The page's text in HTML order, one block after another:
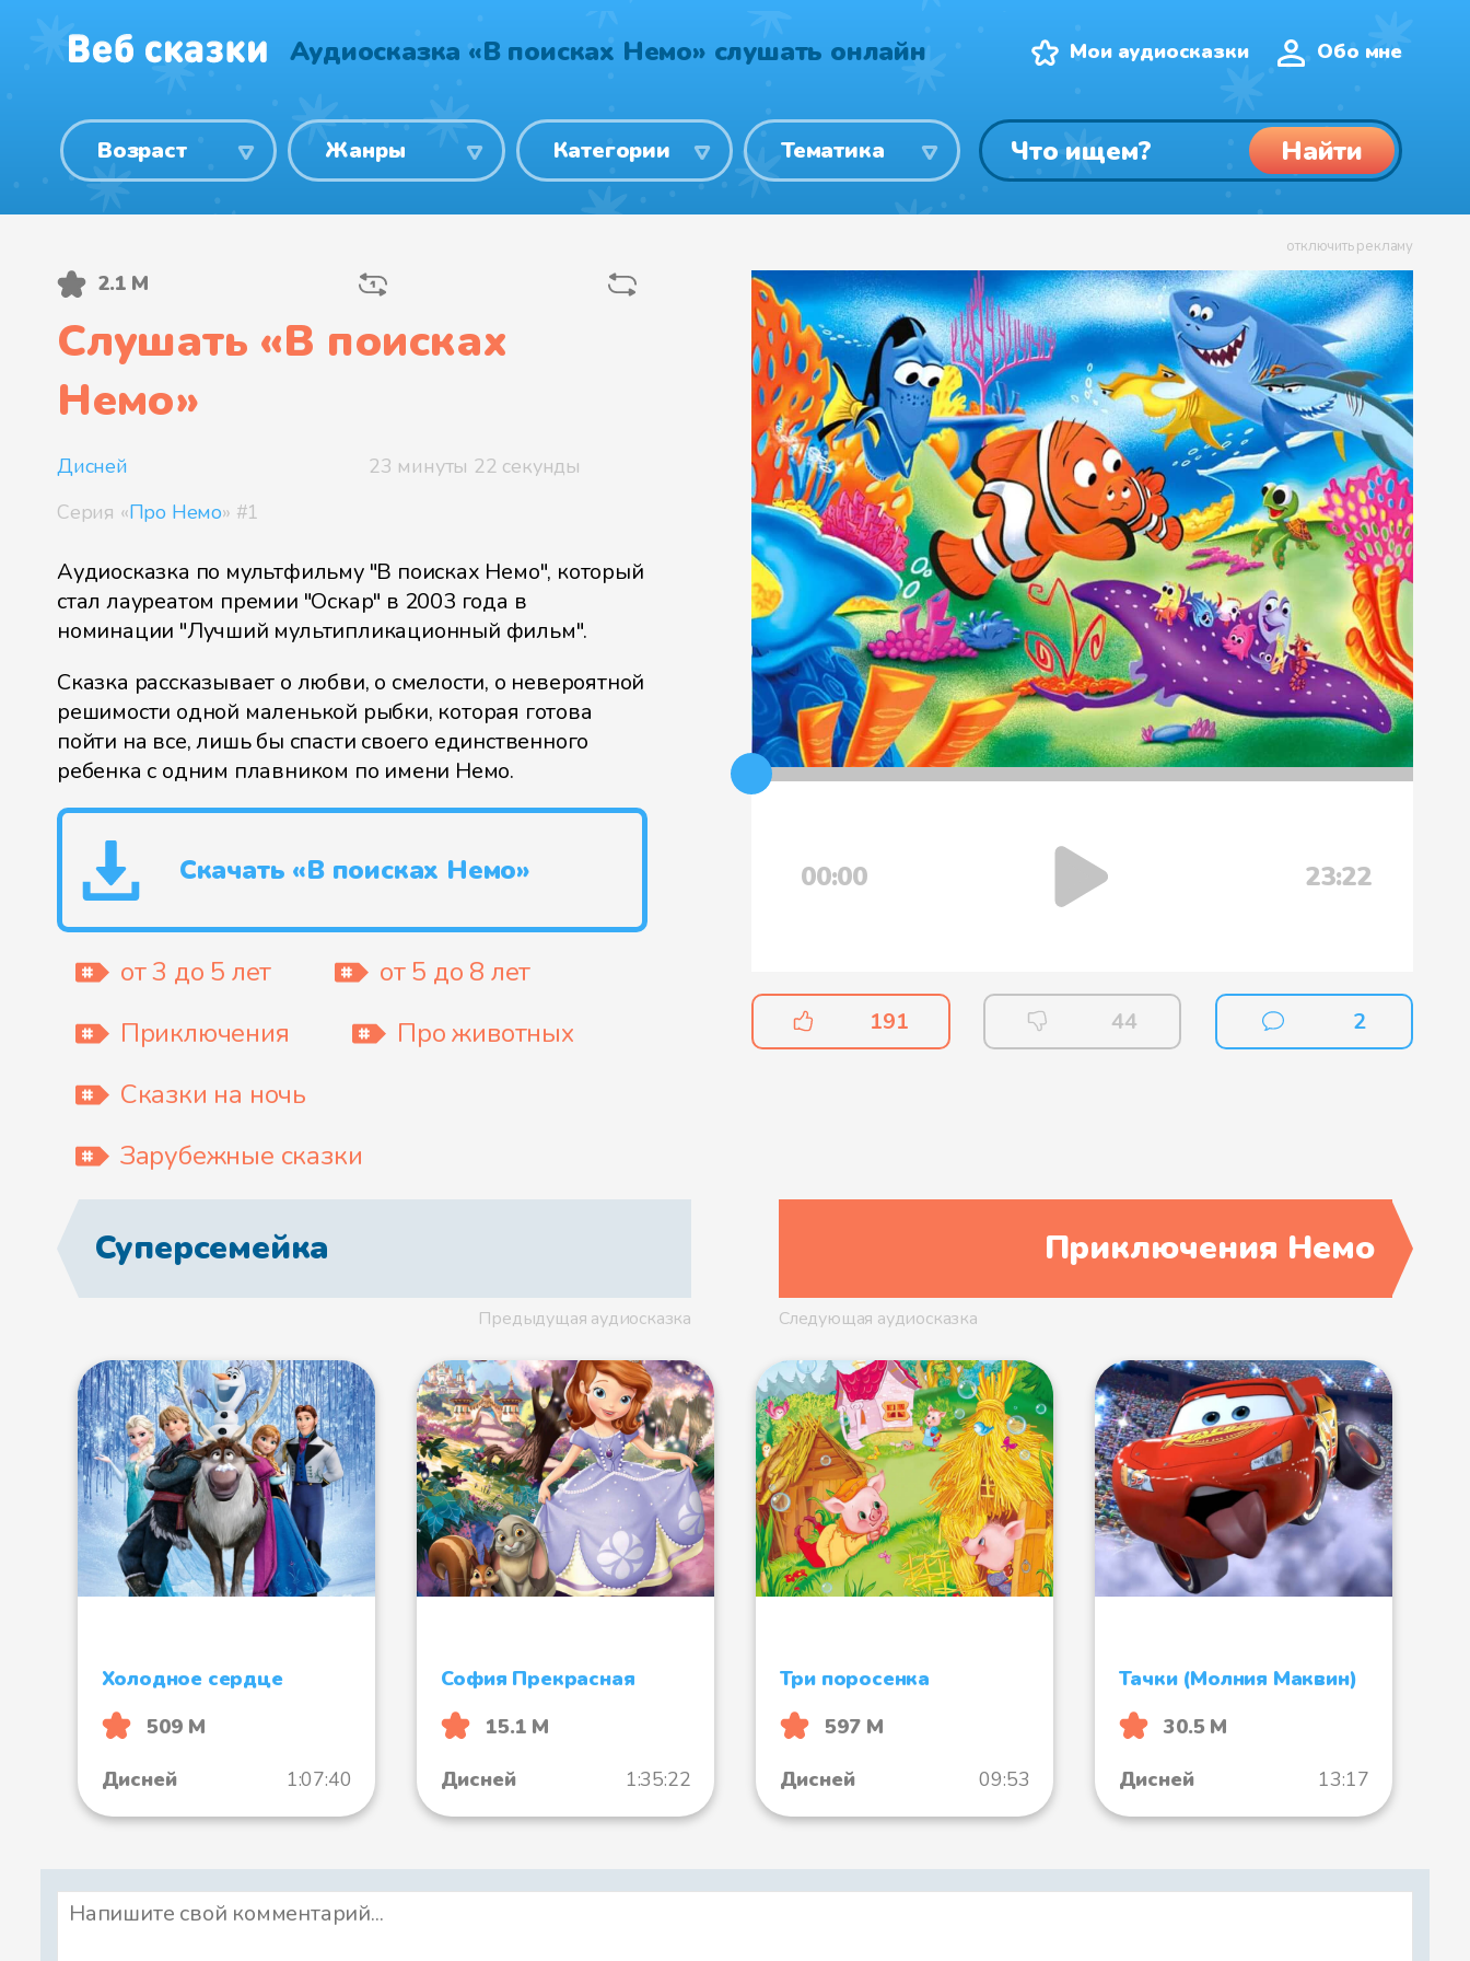
Аудиосказка «В поисках Немо» слушать онлайн Мои аудиосказки Обо мне
Возраст Жанры Категории Тематика Найти
отключить рекламу
00:00 23:22
191 44 2
2.1 М
Слушать «В поисках
Немо»
Дисней
23 минуты 22 секунды
Серия «Про Немо» #1
Аудиосказка по мультфильму "В поисках Немо", который
стал лауреатом премии "Оскар" в 2003 года в
номинации "Лучший мультипликационный фильм".
Сказка рассказывает о любви, о смелости, о невероятной
решимости одной маленькой рыбки, которая готова
пойти на все, лишь бы спасти своего единственного
ребенка с одним плавником по имени Немо.
Скачать «В поисках Немо»
от 3 до 5 лет
от 5 до 8 лет
Приключения
Про животных
Сказки на ночь
Зарубежные сказки
Приключения Немо
Следующая аудиосказка
Суперсемейка
Предыдущая аудиосказка
Холодное сердце
509 М
Дисней
1:07:40
София Прекрасная
15.1 М
Дисней
1:35:22
Три поросенка
597 М
Дисней
09:53
Тачки (Молния Маквин)
30.5 М
Дисней
13:17